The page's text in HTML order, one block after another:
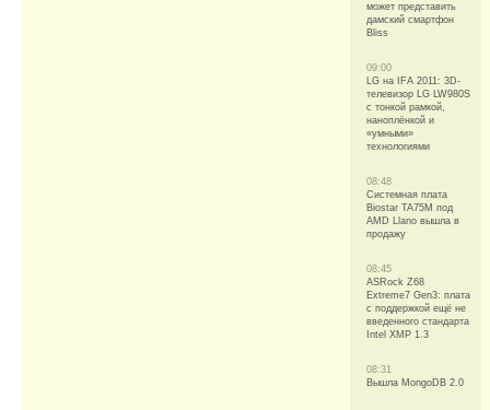
может представить
дамский смартфон
Bliss
09:00
LG на IFA 2011: 3D-
телевизор LG LW980S
с тонкой рамкой,
наноплёнкой и
«умными»
технологиями
08:48
Системная плата
Biostar TA75M под
AMD Llano вышла в
продажу
08:45
ASRock Z68
Extreme7 Gen3: плата
с поддержкой ещё не
введенного стандарта
Intel XMP 1.3
08:31
Вышла MongoDB 2.0